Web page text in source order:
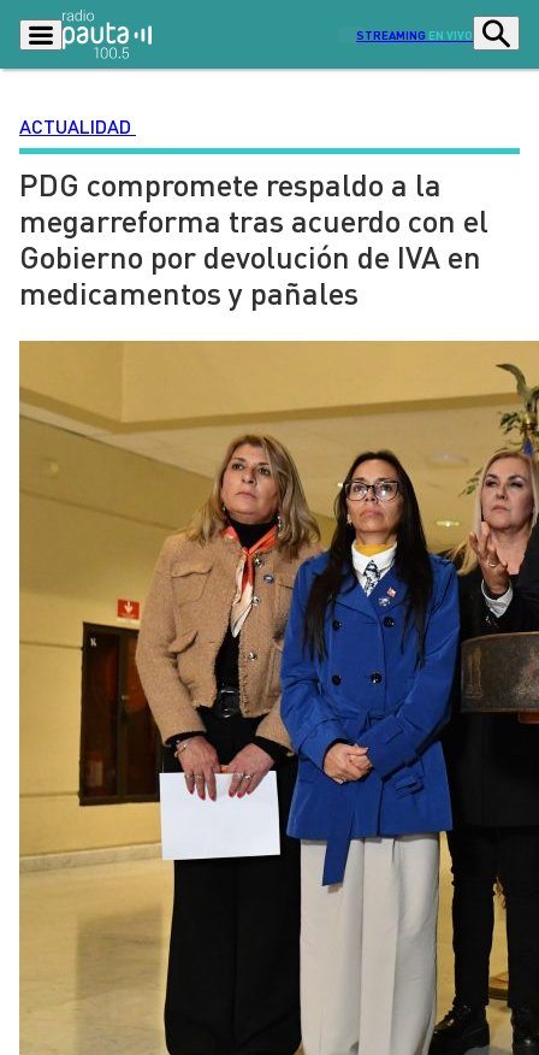
STREAMING EN VIVO
Podcasts Programas
Lo Último Actualidad
Ciudad Economía
Deportes
Entretención y Cultura Opinión
Dato en Pauta Señal 2
Contenido Patrocinado
ACTUALIDAD
PDG compromete respaldo a la
megarreforma tras acuerdo con el
Gobierno por devolución de IVA en
medicamentos y pañales